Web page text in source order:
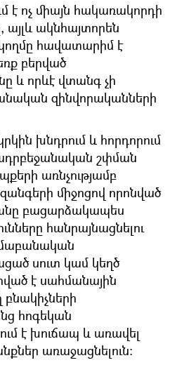
է ոչ միայն հակառակորդի
ակնհայտորեն
հավատարիմ է
բերված
և որևէ վտանգ չի
զինվորականների
խնդրում և հորդորում
շփման
առնչությամբ
միջոցով որոնված
բացարձակապես
հանրայնացնելու
սուտ կամ կեղծ
է սահմանային
հոգեկան
է խուճապ և առավել
առաջացնելուն: